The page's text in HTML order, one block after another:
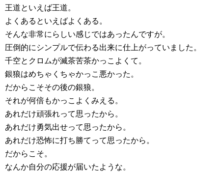
王道といえば王道。
よくあるといえばよくある。
そんな非常にらしい感じではあったんですが。
圧倒的にシンプルで伝わる出来に仕上がっていました。
千空とクロムが滅茶苦茶かっこよくて。
銀狼はめちゃくちゃかっこ悪かった。
だからこそその後の銀狼。
それが何倍もかっこよくみえる。
あれだけ頑張れって思ったから。
あれだけ勇気出せって思ったから。
あれだけ恐怖に打ち勝てって思ったから。
だからこそ。
なんか自分の応援が届いたような。